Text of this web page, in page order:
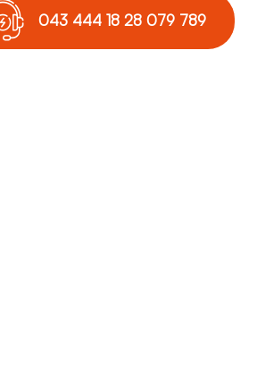
043 444 18 28 079 789